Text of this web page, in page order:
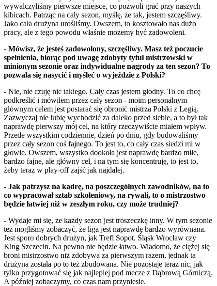
wywalczyliśmy pierwsze miejsce, co pozwoli grać przy naszych
kibicach. Patrząc na cały sezon, myślę, że tak, jestem szczęśliwy.
Jako cała drużyna urośliśmy. Owszem, to kosztowało nas dużo
pracy, ale z tego powodu właśnie możemy być zadowoleni.
- Mówisz, że jesteś zadowolony, szczęśliwy. Masz też poczucie
spełnienia, biorąc pod uwagę zdobyty tytuł mistrzowski w
minionym sezonie oraz indywidualne nagrody za ten sezon? To
pozwala się nasycić i myśleć o wyjeździe z Polski?
- Nie, nie czuję nic takiego. Cały czas jestem głodny. To co chcę
podkreślić i mówiłem przez cały sezon - moim personalnym
głównym celem jest postarać się obronić mistrza Polski z Legią.
Zazwyczaj nie lubię wychodzić za daleko przed siebie, a to był tak
naprawdę pierwszy mój cel, na który rzeczywiście miałem wpływ.
Przede wszystkim codziennie, dzień po dniu, gdy budowaliśmy
przez cały sezon coś fajnego. To jest to, co cały czas siedzi mi w
głowie. Owszem, wszystko dookoła jest naprawdę bardzo miłe,
bardzo fajne, ale główny cel, i na tym się koncentruję, to jest to,
żeby teraz w play-off zajść jak najdalej.
- Jak patrzysz na kadrę, na poszczególnych zawodników, na to
co wypracował sztab szkoleniowy, na rywali, to o mistrzostwo
będzie łatwiej niż w zeszłym roku, czy może trudniej?
- Wydaje mi się, że każdy sezon jest troszeczkę inny. W tym sezonie
też mogliśmy zobaczyć, że liga jest naprawdę bardzo wyrównana.
Jest sporo dobrych drużyn, jak Trefl Sopot, Śląsk Wrocław czy
King Szczecin. Na pewno nie będzie łatwo. Wiadomo, że ciężej się
broni mistrzostwo niż zdobywa za pierwszym razem, jednak ta
drużyna została po to też zbudowana. Nie pozostaje teraz nic, jak
tylko przygotować się jak najlepiej pod mecze z Dąbrową Górniczą.
A później zobaczymy, co czas nam przyniesie.